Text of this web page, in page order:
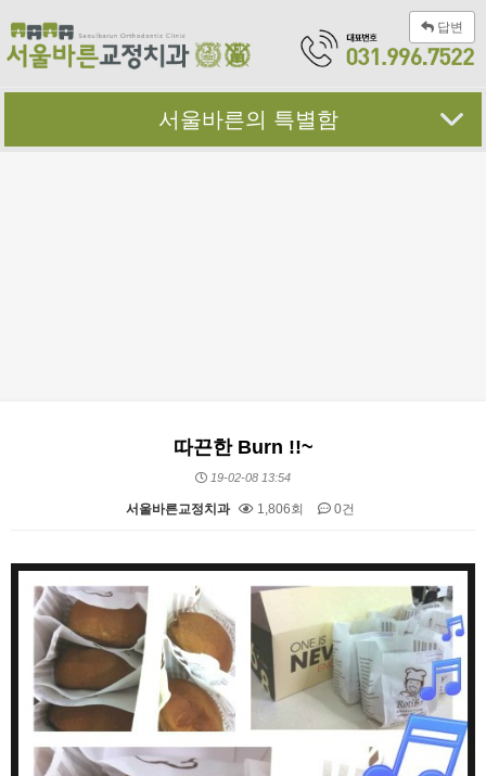
서울바른의 특별함
답변
따끈한 Burn !!~
19-02-08 13:54
서울바른교정치과 1,806회 0건
본문